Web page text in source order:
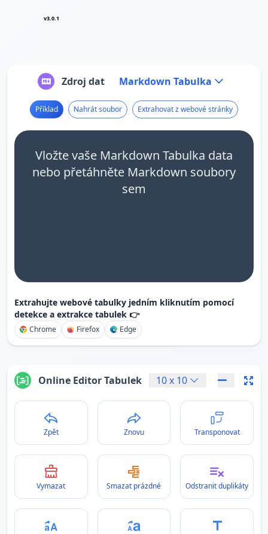
v3.0.1
Zdroj dat Markdown Tabulka
Příklad Nahrát soubor Extrahovat z webové stránky
Vložte vaše Markdown Tabulka data
nebo přetáhněte Markdown soubory
sem
Extrahujte webové tabulky jedním kliknutím pomocí
detekce a extrakce tabulek 👉
Chrome Firefox Edge
Online Editor Tabulek 10x 10
Zpět Znovu Transponovat
Vymazat Smazat prázdné Odstranit duplikáty